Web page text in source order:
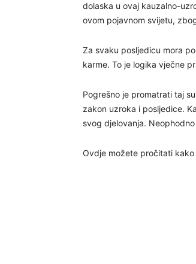
dolaska u ovaj kauzalno-
ovom pojavnom svijetu,
Za svaku posljedicu mora
karme. To je logika vječne
Pogrešno je promatrati taj
zakon uzroka i posljedice.
svog djelovanja.
Ovdje možete pročitati